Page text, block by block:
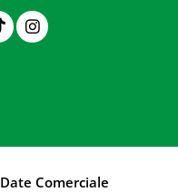
Date Comerciale